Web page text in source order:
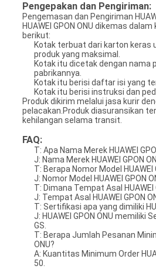
Pengepakan dan Pengiriman:
Pengemasan dan Pengiriman
HUAWEI GPON ONU dikemas
berikut:
Kotak terbuat dari karton keras
produk yang maksimal.
Kotak itu dicetak dengan nama
pabrikannya.
Kotak itu berisi daftar isi yang
Kotak itu berisi instruksi dan
Produk dikirim melalui jasa kurir
pelacakan.Produk diasuransikan
kehilangan selama transit.
FAQ:
T: Apa Nama Merek HUAWEI
J: Nama Merek HUAWEI GPON
T: Berapa Nomor Model HUAWEI
J: Nomor Model HUAWEI GPON
T: Dimana Tempat Asal HUAWEI
J: Tempat Asal HUAWEI GPON
T: Sertifikasi apa yang dimiliki
J: HUAWEI GPON ONU memiliki
GS.
T: Berapa Jumlah Pesanan
ONU?
A: Kuantitas Minimum Order
50.